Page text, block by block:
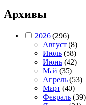
Архивы
2026 (296)
Август (8)
Июль (58)
Июнь (42)
Май (35)
Апрель (53)
Март (40)
Февраль (39)